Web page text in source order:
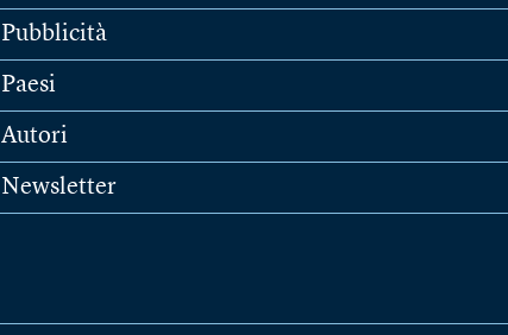
Pubblicità
Paesi
Autori
Newsletter